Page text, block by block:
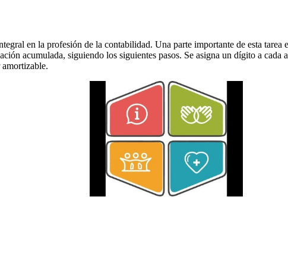
en la profesión de la contabilidad. Una parte importante de esta
acumulada, siguiendo los siguientes pasos. Se asigna un dígito a